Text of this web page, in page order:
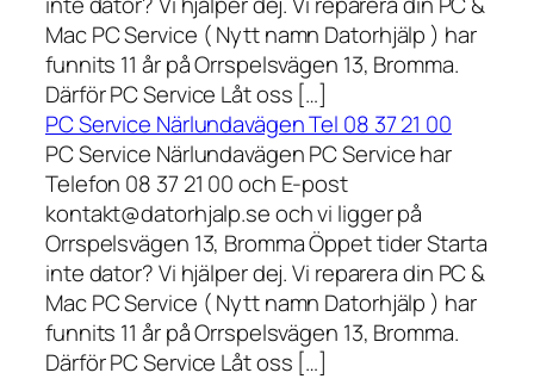
Mac PC Service ( Nytt namn Datorhjälp ) har
funnits 11 år på Orrspelsvägen 13, Bromma.
Därför PC Service Låt oss […]
PC Service Närlundavägen Tel 08 37 21 00
PC Service Närlundavägen PC Service har
Telefon 08 37 21 00 och E-post
kontakt@datorhjalp.se och vi ligger på
Orrspelsvägen 13, Bromma Öppet tider Starta
inte dator? Vi hjälper dej. Vi reparera din PC &
Mac PC Service ( Nytt namn Datorhjälp ) har
funnits 11 år på Orrspelsvägen 13, Bromma.
Därför PC Service Låt oss […]